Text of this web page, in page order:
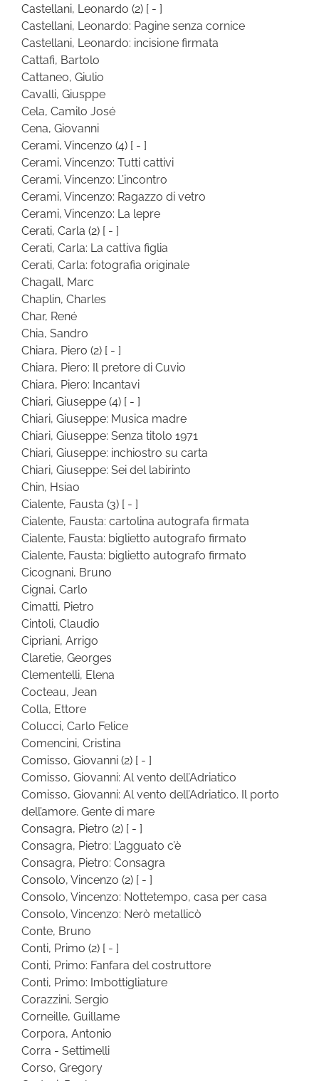
Castellani, Leonardo (2) [ - ]
Castellani, Leonardo: Pagine senza cornice
Castellani, Leonardo: incisione firmata
Cattafi, Bartolo
Cattaneo, Giulio
Cavalli, Giusppe
Cela, Camilo José
Cena, Giovanni
Cerami, Vincenzo (4) [ - ]
Cerami, Vincenzo: Tutti cattivi
Cerami, Vincenzo: L’incontro
Cerami, Vincenzo: Ragazzo di vetro
Cerami, Vincenzo: La lepre
Cerati, Carla (2) [ - ]
Cerati, Carla: La cattiva figlia
Cerati, Carla: fotografia originale
Chagall, Marc
Chaplin, Charles
Char, René
Chia, Sandro
Chiara, Piero (2) [ - ]
Chiara, Piero: Il pretore di Cuvio
Chiara, Piero: Incantavi
Chiari, Giuseppe (4) [ - ]
Chiari, Giuseppe: Musica madre
Chiari, Giuseppe: Senza titolo 1971
Chiari, Giuseppe: inchiostro su carta
Chiari, Giuseppe: Sei del labirinto
Chin, Hsiao
Cialente, Fausta (3) [ - ]
Cialente, Fausta: cartolina autografa firmata
Cialente, Fausta: biglietto autografo firmato
Cialente, Fausta: biglietto autografo firmato
Cicognani, Bruno
Cignai, Carlo
Cimatti, Pietro
Cintoli, Claudio
Cipriani, Arrigo
Claretie, Georges
Clementelli, Elena
Cocteau, Jean
Colla, Ettore
Colucci, Carlo Felice
Comencini, Cristina
Comisso, Giovanni (2) [ - ]
Comisso, Giovanni: Al vento dell’Adriatico
Comisso, Giovanni: Al vento dell’Adriatico. Il porto
dell’amore. Gente di mare
Consagra, Pietro (2) [ - ]
Consagra, Pietro: L’agguato c’è
Consagra, Pietro: Consagra
Consolo, Vincenzo (2) [ - ]
Consolo, Vincenzo: Nottetempo, casa per casa
Consolo, Vincenzo: Nerò metallicò
Conte, Bruno
Conti, Primo (2) [ - ]
Conti, Primo: Fanfara del costruttore
Conti, Primo: Imbottigliature
Corazzini, Sergio
Corneille, Guillame
Corpora, Antonio
Corra - Settimelli
Corso, Gregory